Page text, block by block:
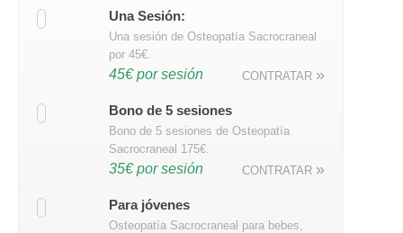
Una Sesión:
Una sesión de Osteopatía Sacrocraneal
por 45€.
45€ por sesión CONTRATAR »
Bono de 5 sesiones
Bono de 5 sesiones de Osteopatía
Sacrocraneal 175€.
35€ por sesión CONTRATAR »
Para jóvenes
Osteopatía Sacrocraneal para bebes,